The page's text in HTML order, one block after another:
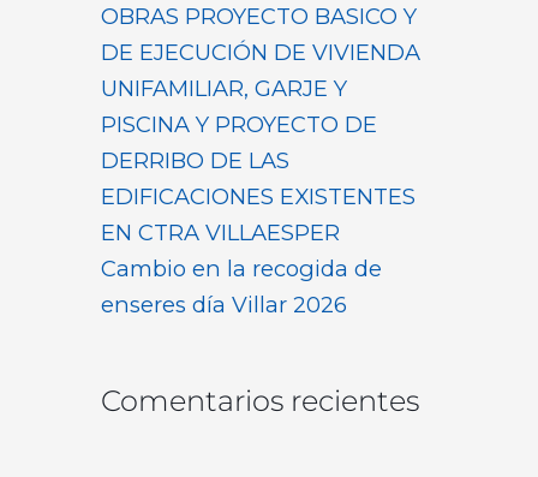
OBRAS PROYECTO BASICO Y
DE EJECUCIÓN DE VIVIENDA
UNIFAMILIAR, GARJE Y
PISCINA Y PROYECTO DE
DERRIBO DE LAS
EDIFICACIONES EXISTENTES
EN CTRA VILLAESPER
Cambio en la recogida de
enseres día Villar 2026
Comentarios recientes